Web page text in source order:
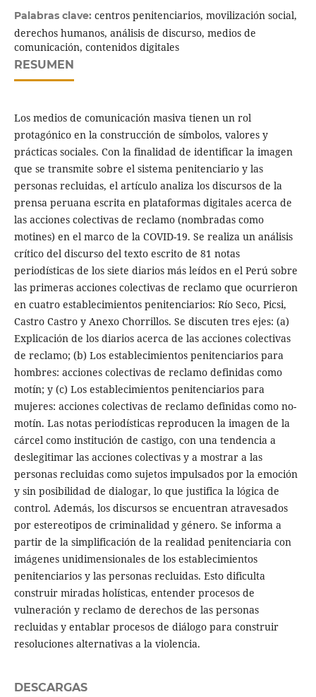
Palabras clave: centros penitenciarios, movilización social,
derechos humanos, análisis de discurso, medios de
comunicación, contenidos digitales
RESUMEN
Los medios de comunicación masiva tienen un rol
protagónico en la construcción de símbolos, valores y
prácticas sociales. Con la finalidad de identificar la imagen
que se transmite sobre el sistema penitenciario y las
personas recluidas, el artículo analiza los discursos de la
prensa peruana escrita en plataformas digitales acerca de
las acciones colectivas de reclamo (nombradas como
motines) en el marco de la COVID-19. Se realiza un análisis
crítico del discurso del texto escrito de 81 notas
periodísticas de los siete diarios más leídos en el Perú sobre
las primeras acciones colectivas de reclamo que ocurrieron
en cuatro establecimientos penitenciarios: Río Seco, Picsi,
Castro Castro y Anexo Chorrillos. Se discuten tres ejes: (a)
Explicación de los diarios acerca de las acciones colectivas
de reclamo; (b) Los establecimientos penitenciarios para
hombres: acciones colectivas de reclamo definidas como
motín; y (c) Los establecimientos penitenciarios para
mujeres: acciones colectivas de reclamo definidas como no-
motín. Las notas periodísticas reproducen la imagen de la
cárcel como institución de castigo, con una tendencia a
deslegitimar las acciones colectivas y a mostrar a las
personas recluidas como sujetos impulsados por la emoción
y sin posibilidad de dialogar, lo que justifica la lógica de
control. Además, los discursos se encuentran atravesados
por estereotipos de criminalidad y género. Se informa a
partir de la simplificación de la realidad penitenciaria con
imágenes unidimensionales de los establecimientos
penitenciarios y las personas recluidas. Esto dificulta
construir miradas holísticas, entender procesos de
vulneración y reclamo de derechos de las personas
recluidas y entablar procesos de diálogo para construir
resoluciones alternativas a la violencia.
DESCARGAS